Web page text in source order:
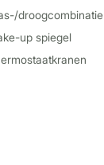
droogcombinatie
up spiegel